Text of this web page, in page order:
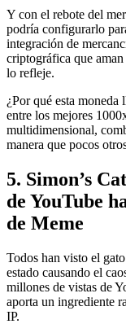
Y con el rebote del
podría configurarlo
integración de
criptográfica que aman
lo refleje.
¿Por qué esta
entre los mejores
multidimensional,
manera que pocos
5. Simon’s
de YouTube
de Meme
Todos han visto el
estado causando el
millones de vistas de
aporta un ingrediente
IP.